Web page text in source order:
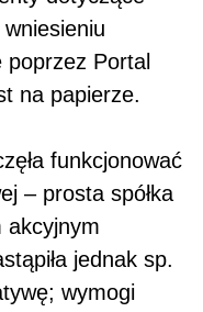
poprzez Portal
na papierze.
funkcjonować
– prosta spółka
akcyjnym
jednak sp.
wymogi